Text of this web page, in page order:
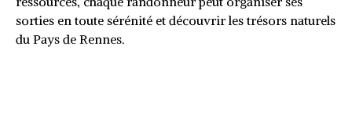
sorties en toute sérénité et découvrir les trésors naturels
du Pays de Rennes.